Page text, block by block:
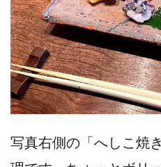
写真右側の「へしこ焼